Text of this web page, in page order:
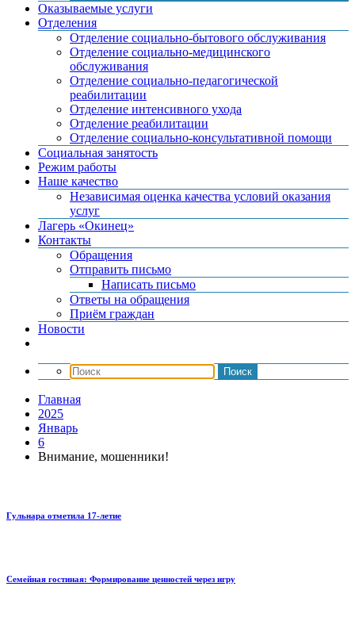
Оказываемые услуги
Отделения
Отделение социально-бытового обслуживания
Отделение социально-медицинского
обслуживания
Отделение социально-педагогической
реабилитации
Отделение интенсивного ухода
Отделение реабилитации
Отделение социально-консультативной помощи
Социальная занятость
Режим работы
Наше качество
Независимая оценка качества условий оказания
услуг
Лагерь «Окинец»
Контакты
Обращения
Отправить письмо
Написать письмо
Ответы на обращения
Приём граждан
Новости
Главная
2025
Январь
6
Внимание, мошенники!
Гульнара отметила 17‑летие
Семейная гостиная: Формирование ценностей через игру